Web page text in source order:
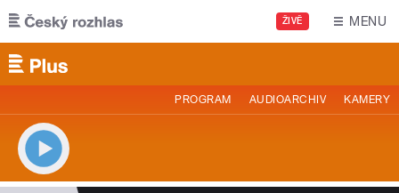
Přejít k hlavnímu obsahu
ŽIVĚ MENU
PROGRAM AUDIOARCHIV KAMERY